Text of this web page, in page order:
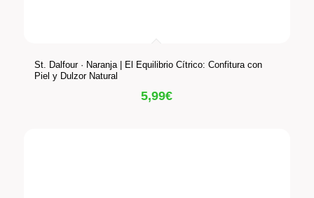
St. Dalfour · Naranja | El Equilibrio Cítrico: Confitura con
Piel y Dulzor Natural
5,99€